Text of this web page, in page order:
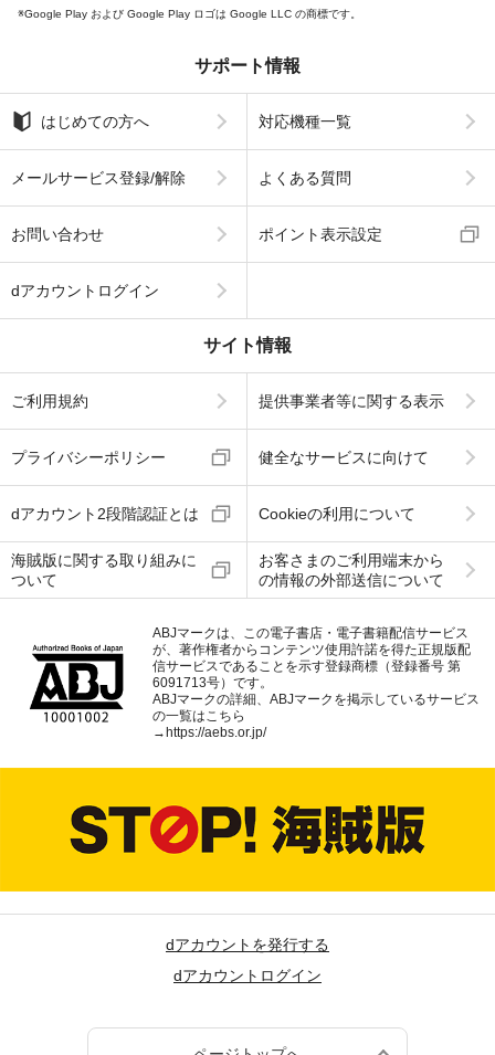
Google Play および Google Play ロゴは Google LLC の商標です。
サポート情報
はじめての方へ 対応機種一覧
メールサービス登録/解除 よくある質問
お問い合わせ ポイント表示設定
dアカウントログイン
サイト情報
ご利用規約 提供事業者等に関する表示
プライバシーポリシー 健全なサービスに向けて
dアカウント2段階認証とは Cookieの利用について
海賊版に関する取り組みに
ついて
お客さまのご利用端末から
の情報の外部送信について
ABJマークは、この電子書店・電子書籍配信サービス
が、著作権者からコンテンツ使用許諾を得た正規版配
信サービスであることを示す登録商標（登録番号 第
6091713号）です。
ABJマークの詳細、ABJマークを掲示しているサービス
の一覧はこちら
→ https://aebs.or.jp/
dアカウントを発行する
dアカウントログイン